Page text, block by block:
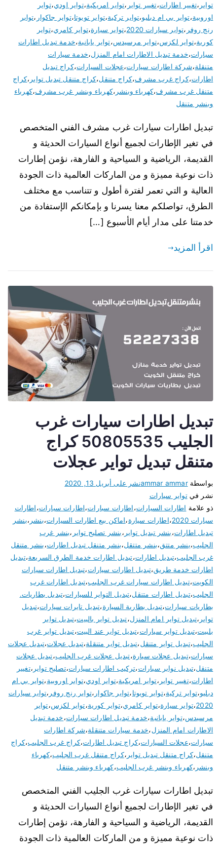
تواير ،تغيير اطارات،تغيير تواير ،تواير امريكية،تواير اودي،تواير
اوروبية،تواير بي ام دبليو،تواير تركية،تواير تويوتا،تواير جاكوار ،تواير
رنج روفر ،تواير سيارات 2020 ،تواير سيارة،تواير كامري،تواير
كورية،تواير لكزس،تواير مرسيدس،تواير يابانية،خدمة تبديل اطارات
سيارات،خدمة تبديل الاطارات امام المنزل،خدمة سيارات
متنقلة،شركة اطارات سيارات،عجلات السيارات،كراج تبديل
اطارات،كراج غرب مشرف،كراج متنقل،كراج متنقل تبديل تواير ،كراج
متنقل غرب مشرف،كهرباء وبنشر ،كهرباء وبنشر غرب مشرف،كهرباء
وبنشر متنقل
تبديل اطارات سيارات غرب مشرف الفني المتخصص
في تغير الإطارات لجميع أنواع السيارات الحديثة و
القديمة، الرياضية و السياحية و الفارهة، نؤمن إطارات
ذات نوعية مميزة و من الماركات العالمية ذات الجودة
العالية و التي تعمر لفترة أطول و تتناسب مع مختلف
الطرق، تواصلكم معنا يسرنا و بإمكانكم الإستفادة من
خدمتنا على مدار أيام الأسبوع […]
اقرأ المزيد
تبديل اطارات سيارات غرب
الجليب 50805535 كراج
متنقل تبديل تواير عجلات
بواسطةammar ammarنشر على أبريل 13, 2020
نشر فيتواير سيارات
ذو علامة اطارات السيارات،اطارات سبارات،اطارات سيارات،اطارات
سيارات 2020
،اطارات سيارة،اماكن بيع اطارات السيارات،بنشر ،بنشر
تبديل اطارات،بنشر تبديل تواير ،بنشر تصليح تواير ،بنشر غرب
الجليب،بنشر متتق،بنشر متتقل،بنشر متنقل تبديل اطارات،بنشر متنقل
غرب الجليب،تبديل اطارات،تبديل اطارات خدمة الطرق السريعة،تبديل
اطارات خدمة طريق،تبديل اطارات سيارات،تبديل اطارات سيارات
الكويت،تبديل اطارات سيارات غرب الجليب،تبديل اطارات غرب
الجليب،تبديل اطارات متنقل،تبديل التواير للسيارات،تبديل بطاريات.
بطاريات سيارات،تبديل بطارية السيارة،تبديل تايرات سيارات،تبديل
تواير ،تبديل تواير امام المنزل،تبديل تواير بالبيت،تبديل تواير
بلبيت،تبديل تواير سيارات،تبديل تواير عند البيت،تبديل تواير غرب
الجليب،تبديل تواير متنقل،تبديل تواير متنقلة،تبديل عجلات،تبديل عجلات
سيارات،تبديل عجلات سيارة،تبديل عجلات غرب الجليب،تبديل عجلات
متنقل،تبديل نوابر سيارات،تركيب اطارات سيارات،تصليح تواير ،تغيير
اطارات،تغيير تواير ،تواير امريكية،تواير اودي،تواير اوروبية،تواير بي ام
دبليو،تواير تركية،تواير تويوتا،تواير جاكوار ،تواير رنج روفر ،تواير سيارات
2020،تواير سيارة،تواير كامري،تواير كورية،تواير لكزس،تواير
مرسيدس،تواير يابانية،خدمة تبديل اطارات سيارات،خدمة تبديل
الاطارات امام المنزل،خدمة سيارات متنقلة،شركة اطارات
سيارات،عجلات السيارات،كراج تبديل اطارات،كراج غرب الجليب،كراج
متنقل،كراج متنقل تبديل تواير ،كراج متنقل غرب الجليب،كهرباء
وبنشر ،كهرباء وبنشر غرب الجليب،كهرباء وبنشر متنقل
تبديل اطارات سيارات غرب الجليب الفني المتخصص
في تغير الإطارات لجميع أنواع السيارات الحديثة و
القديمة، الرياضية و السياحية و الفارهة، نؤمن إطارات
ذات نوعية مميزة و من الماركات العالمية ذات الجودة